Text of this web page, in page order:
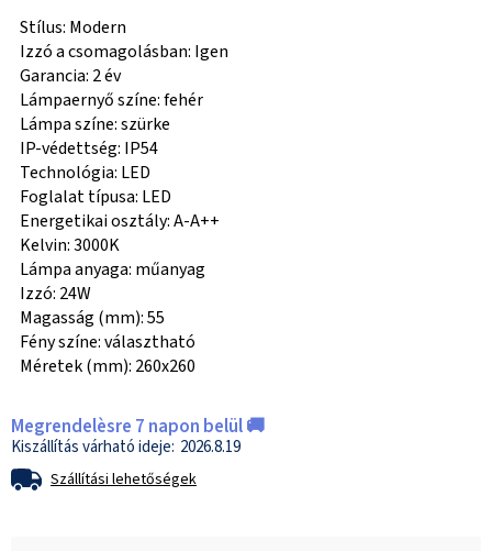
Stílus: Modern
Izzó a csomagolásban: Igen
Garancia: 2 év
Lámpaernyő színe: fehér
Lámpa színe: szürke
IP-védettség: IP54
Technológia: LED
Foglalat típusa: LED
Energetikai osztály: A-A++
Kelvin: 3000K
Lámpa anyaga: műanyag
Izzó: 24W
Magasság (mm): 55
Fény színe: választható
Méretek (mm): 260x260
Megrendelèsre 7 napon belül 🚚
2026.8.19
Szállítási lehetőségek